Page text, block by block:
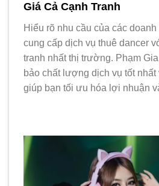
Giá Cả Cạnh Tranh
Hiểu rõ nhu cầu của các
cung cấp dịch vụ thuê dancer
tranh nhất thị trường. Phạm
bảo chất lượng dịch vụ tốt
giúp bạn tối ưu hóa lợi nhuận